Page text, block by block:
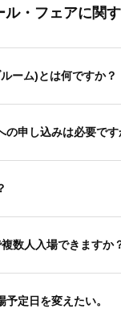
ル・フェアに関
ーム)とは何ですか？
の申し込みは必要です
数人入場できますか
定日を変えたい。